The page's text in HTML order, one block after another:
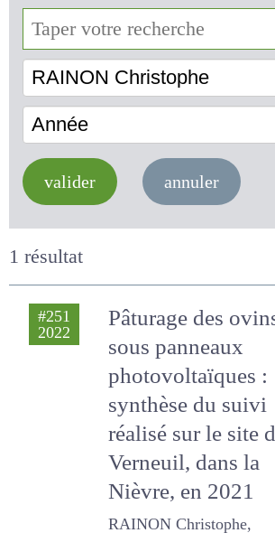
RAINON Christophe
valider annuler
1 résultat
#251
Pâturage des ovins
sous panneaux
photovoltaïques :
synthèse du suivi
réalisé sur le site de
Verneuil, dans la
Nièvre, en 2021